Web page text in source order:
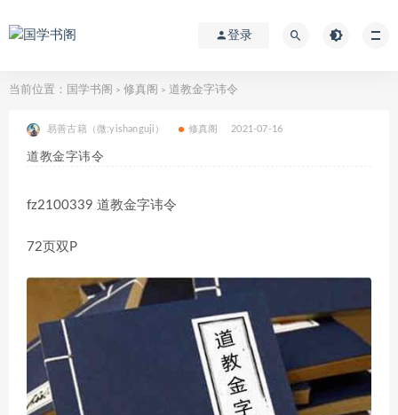
登录
当前位置： 国学书阁 > 修真阁 > 道教金字讳令
易善古籍（微:yishanguji） 修真阁 2021-07-16
道教金字讳令
fz2100339 道教金字讳令
72页双P